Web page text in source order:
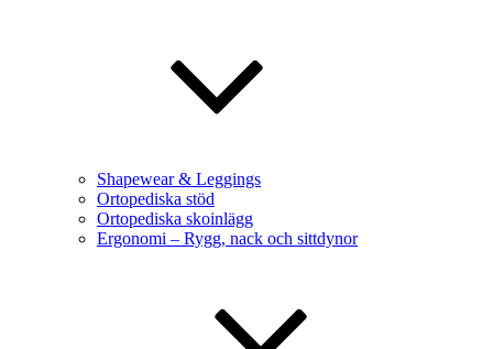
Shapewear & Leggings
Ortopediska stöd
Ortopediska skoinlägg
Ergonomi – Rygg, nack och sittdynor